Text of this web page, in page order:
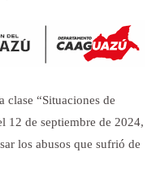
clase “Situaciones de
12 de septiembre de 2024,
los abusos que sufrió de